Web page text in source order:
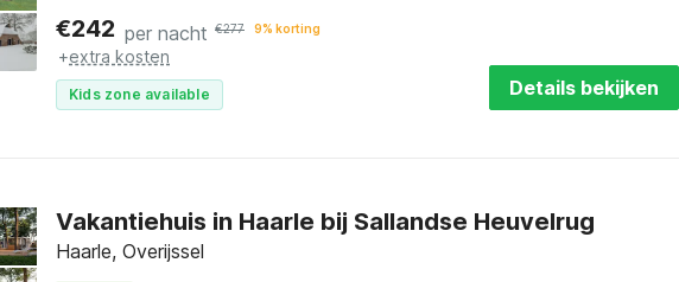
€242 per nacht €277 9% korting
+extra kosten
Kids zone available Details bekijken
Vakantiehuis in Haarle bij Sallandse Heuvelrug
Haarle, Overijssel